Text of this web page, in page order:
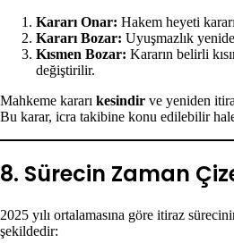
Kararı Onar: Hakem heyeti
Kararı Bozar: Uyuşmazlık
Kısmen Bozar: Kararın belirli
değiştirilir.
Mahkeme kararı kesindir ve yeniden
Bu karar, icra takibine konu edilebilir
8. Sürecin Zaman
2025 yılı ortalamasına göre itiraz
şekildedir: